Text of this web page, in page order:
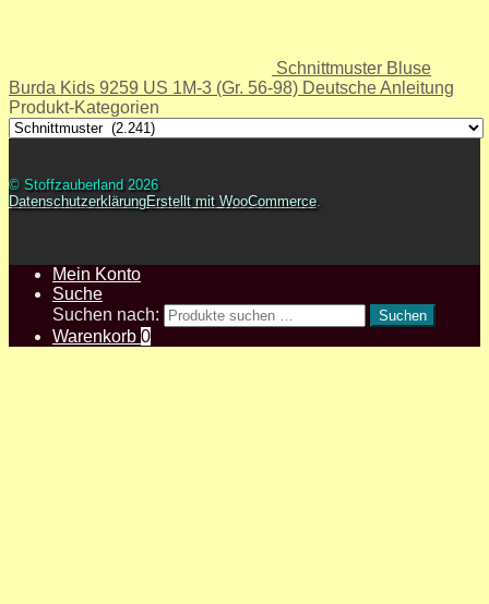
Schnittmuster Bluse
Burda Kids 9259 US 1M-3 (Gr. 56-98) Deutsche Anleitung
Produkt-Kategorien
© Stoffzauberland 2026
DatenschutzerklärungErstellt mit WooCommerce.
Mein Konto
Suche
Suchen nach:
Suchen
Warenkorb 0